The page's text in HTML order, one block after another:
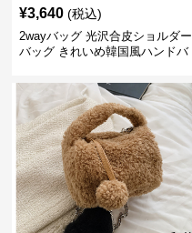
¥3,640 (税込)
2wayバッグ 光沢合皮ショルダー
バッグ きれいめ韓国風ハンドバ